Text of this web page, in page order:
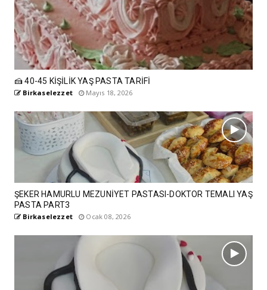
🍰 40-45 KİŞİLİK YAŞ PASTA TARİFİ
Birkaselezzet Mayıs 18, 2026
ŞEKER HAMURLU MEZUNİYET PASTASI-DOKTOR TEMALI YAŞ
PASTA PART3
Birkaselezzet Ocak 08, 2026